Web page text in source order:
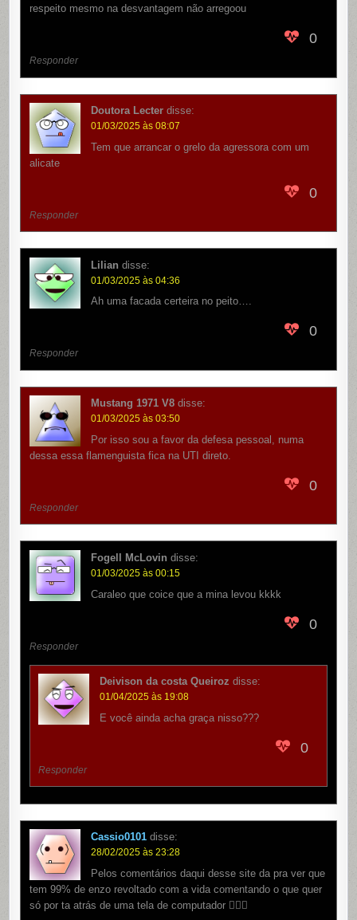
respeito mesmo na desvantagem não arregoou
0
Responder
Doutora Lecter disse:
01/03/2025 às 08:07
Tem que arrancar o grelo da agressora com um
alicate
0
Responder
Lilian disse:
01/03/2025 às 04:36
Ah uma facada certeira no peito….
0
Responder
Mustang 1971 V8 disse:
01/03/2025 às 03:50
Por isso sou a favor da defesa pessoal, numa
dessa essa flamenguista fica na UTI direto.
0
Responder
Fogell McLovin disse:
01/03/2025 às 00:15
Caraleo que coice que a mina levou kkkk
0
Responder
Deivison da costa Queiroz disse:
01/04/2025 às 19:08
E você ainda acha graça nisso???
0
Responder
Cassio0101 disse:
28/02/2025 às 23:28
Pelos comentários daqui desse site da pra ver que
tem 99% de enzo revoltado com a vida comentando o que quer
só por ta atrás de uma tela de computador 🤦🏻‍♂️